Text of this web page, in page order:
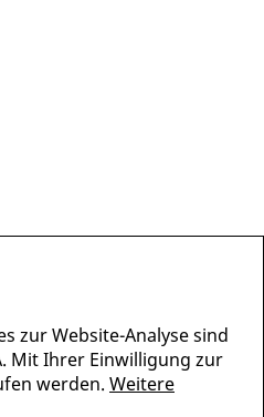
zur Website-Analyse sind
Mit Ihrer Einwilligung zur
werden. Weitere